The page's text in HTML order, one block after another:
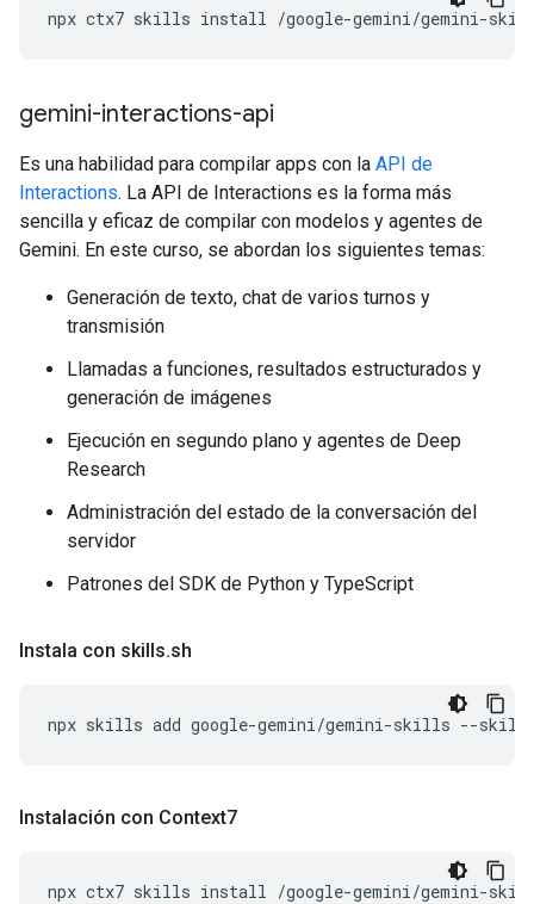
npx ctx7 skills install /google-gemini/gemini-
gemini-interactions-api
Es una habilidad para compilar apps con la API de
Interactions. La API de Interactions es la forma más
sencilla y eficaz de compilar con modelos y agentes de
Gemini. En este curso, se abordan los siguientes temas:
Generación de texto, chat de varios turnos y
transmisión
Llamadas a funciones, resultados estructurados y
generación de imágenes
Ejecución en segundo plano y agentes de Deep
Research
Administración del estado de la conversación del
servidor
Patrones del SDK de Python y TypeScript
Instala con skills.sh
npx skills add google-gemini/gemini-skills --skill
Instalación con Context7
npx ctx7 skills install /google-gemini/gemini-